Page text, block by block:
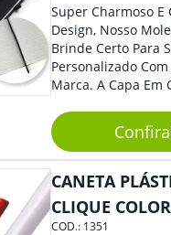
Super Charmoso E
Design, Nosso
Brinde Certo Para
Personalizado Com
Marca. A Capa Em
Elástico Permite
Segurança Ao
Ofereça A Seus
Colaboradores,
CANETA
CLIQUE
COD.: 1351